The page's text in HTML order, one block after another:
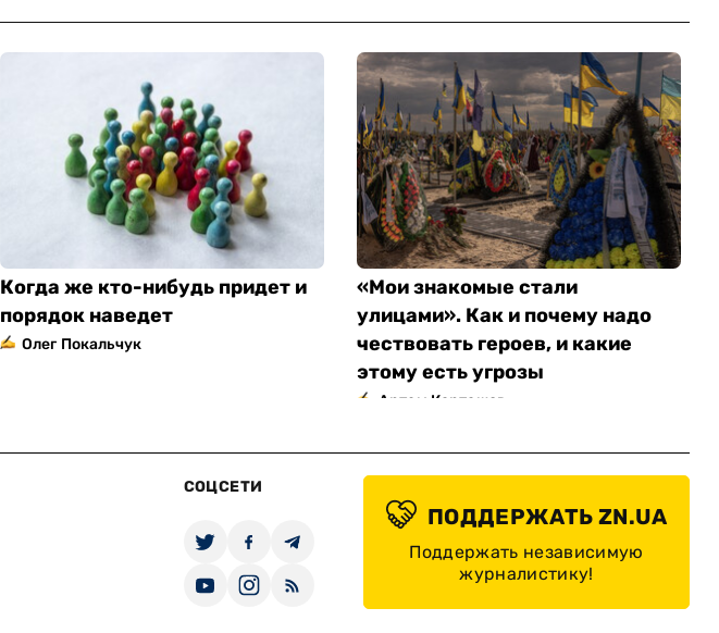
Когда же кто-нибудь придет и
порядок наведет
Олег Покальчук
«Мои знакомые стали
улицами». Как и почему надо
чествовать героев, и какие
этому есть угрозы
Артем Карташов
СОЦСЕТИ
ПОДДЕРЖАТЬ ZN.UA
Поддержать независимую
журналистику!